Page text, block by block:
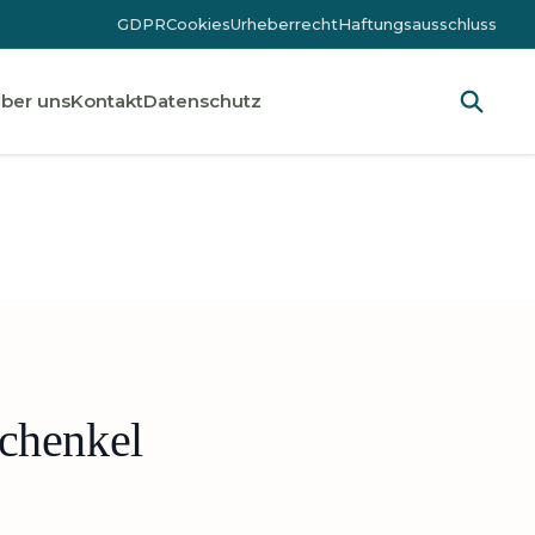
GDPRCookiesUrheberrechtHaftungsausschluss
unsKontaktDatenschutz